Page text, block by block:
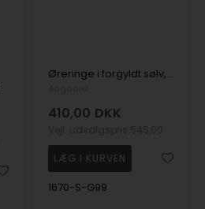
Øreringe i forgyldt sølv, fra aagaard
410,00 DKK
1670-S-G99